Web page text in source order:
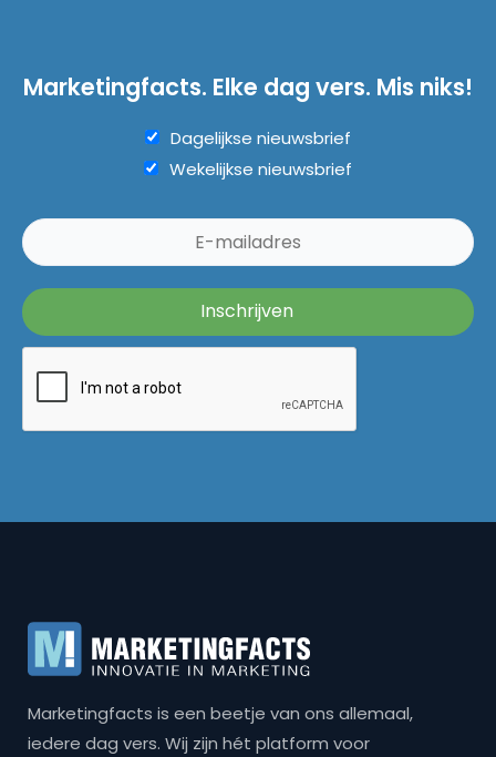
Marketingfacts. Elke dag vers. Mis niks!
Dagelijkse nieuwsbrief
Wekelijkse nieuwsbrief
Marketingfacts is een beetje van ons allemaal,
iedere dag vers. Wij zijn hét platform voor